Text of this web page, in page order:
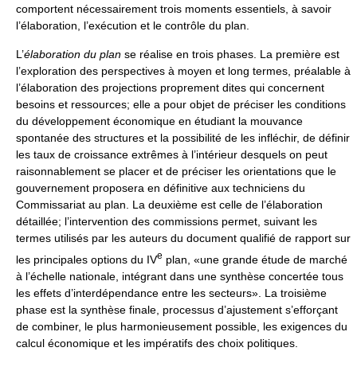
comportent nécessairement trois moments essentiels, à savoir
l’élaboration, l’exécution et le contrôle du plan.
L’élaboration du plan se réalise en trois phases. La première est
l’exploration des perspectives à moyen et long termes, préalable à
l’élaboration des projections proprement dites qui concernent
besoins et ressources; elle a pour objet de préciser les conditions
du développement économique en étudiant la mouvance
spontanée des structures et la possibilité de les infléchir, de définir
les taux de croissance extrêmes à l’intérieur desquels on peut
raisonnablement se placer et de préciser les orientations que le
gouvernement proposera en définitive aux techniciens du
Commissariat au plan. La deuxième est celle de l’élaboration
détaillée; l’intervention des commissions permet, suivant les
termes utilisés par les auteurs du document qualifié de rapport sur
les principales options du IVe plan, «une grande étude de marché
à l’échelle nationale, intégrant dans une synthèse concertée tous
les effets d’interdépendance entre les secteurs». La troisième
phase est la synthèse finale, processus d’ajustement s’efforçant
de combiner, le plus harmonieusement possible, les exigences du
calcul économique et les impératifs des choix politiques.